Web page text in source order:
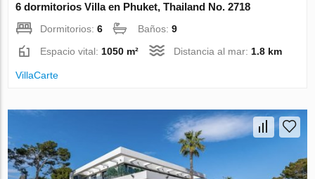
6 dormitorios Villa en Phuket, Thailand No. 2718
Dormitorios:6 Baños:9
Espacio vital:1050 m² Distancia al mar:1.8 km
VillaСarte